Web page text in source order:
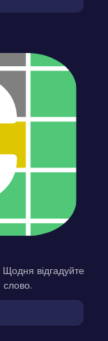
відгадуйте